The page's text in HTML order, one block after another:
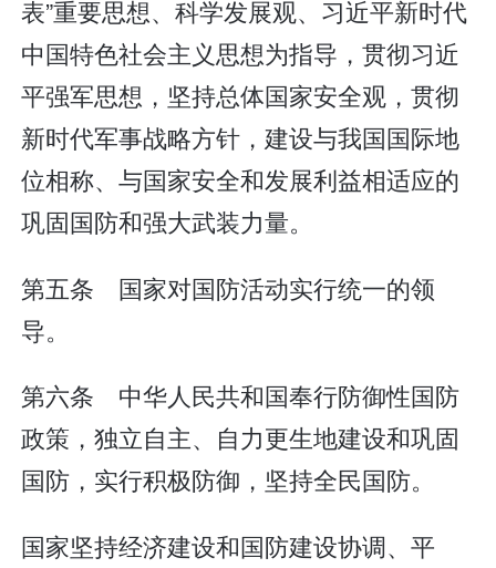
表”重要思想、科学发展观、习近平新时代
中国特色社会主义思想为指导，贯彻习近
平强军思想，坚持总体国家安全观，贯彻
新时代军事战略方针，建设与我国国际地
位相称、与国家安全和发展利益相适应的
巩固国防和强大武装力量。
第五条 国家对国防活动实行统一的领
导。
第六条 中华人民共和国奉行防御性国防
政策，独立自主、自力更生地建设和巩固
国防，实行积极防御，坚持全民国防。
国家坚持经济建设和国防建设协调、平